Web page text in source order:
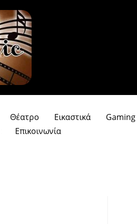
Θέατρο Εικαστικά Gaming
Επικοινωνία